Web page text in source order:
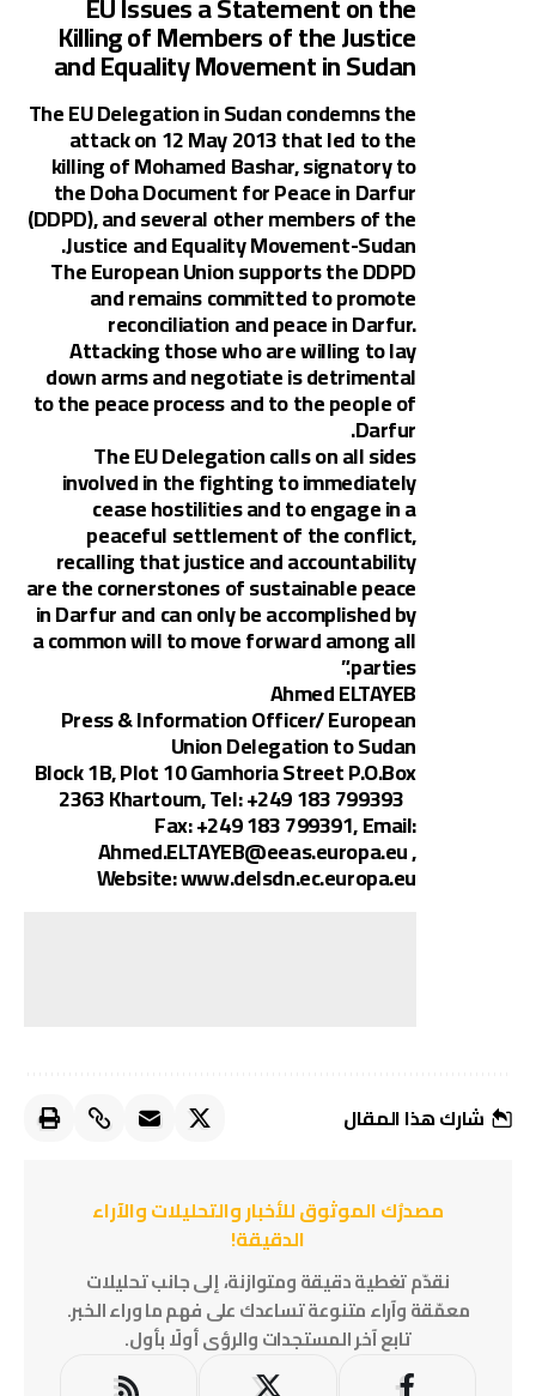
Killing of Members of the Justice
and Equality Movement in Sudan
The EU Delegation in Sudan condemns the
attack on 12 May 2013 that led to the
killing of Mohamed Bashar, signatory to
the Doha Document for Peace in Darfur
(DDPD), and several other members of the
Justice and Equality Movement-Sudan.
The European Union supports the DDPD
and remains committed to promote
reconciliation and peace in Darfur.
Attacking those who are willing to lay
down arms and negotiate is detrimental
to the peace process and to the people of
Darfur.
The EU Delegation calls on all sides
involved in the fighting to immediately
cease hostilities and to engage in a
peaceful settlement of the conflict,
recalling that justice and accountability
are the cornerstones of sustainable peace
in Darfur and can only be accomplished by
a common will to move forward among all
parties.”
Ahmed ELTAYEB
Press & Information Officer/ European
Union Delegation to Sudan
Block 1B, Plot 10 Gamhoria Street P.O.Box
2363 Khartoum, Tel: +249 183 799393
Fax: +249 183 799391, Email:
Ahmed.ELTAYEB@eeas.europa.eu ,
Website: www.delsdn.ec.europa.eu
شارك هذا المقال
مصدرُك الموثوق للأخبار والتحليلات والآراء
الدقيقة!
نقدّم تغطية دقيقة ومتوازنة، إلى جانب تحليلات
معمّقة وآراء متنوعة تساعدك على فهم ما وراء الخبر.
تابع آخر المستجدات والرؤى أولًا بأول.